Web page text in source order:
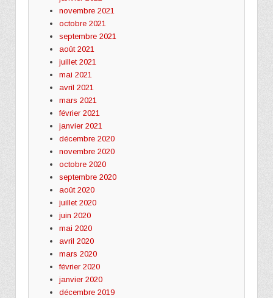
novembre 2021
octobre 2021
septembre 2021
août 2021
juillet 2021
mai 2021
avril 2021
mars 2021
février 2021
janvier 2021
décembre 2020
novembre 2020
octobre 2020
septembre 2020
août 2020
juillet 2020
juin 2020
mai 2020
avril 2020
mars 2020
février 2020
janvier 2020
décembre 2019